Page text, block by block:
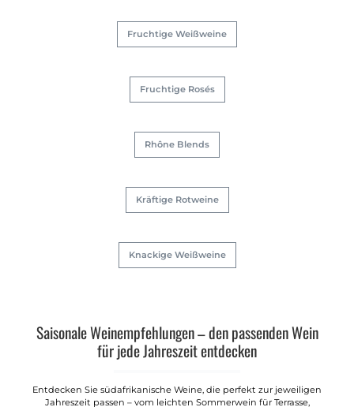
Fruchtige Weißweine
Fruchtige Rosés
Rhône Blends
Kräftige Rotweine
Knackige Weißweine
Saisonale Weinempfehlungen – den passenden Wein
für jede Jahreszeit entdecken
Entdecken Sie südafrikanische Weine, die perfekt zur jeweiligen
Jahreszeit passen – vom leichten Sommerwein für Terrasse,